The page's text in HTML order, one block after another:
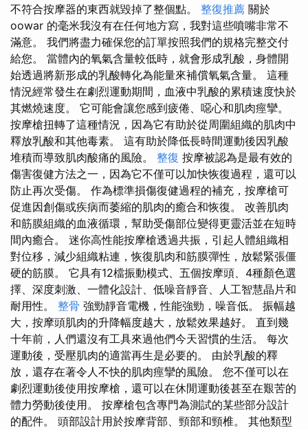
不符合按摩器的東西就毀掉了整個點。 整復推薦 關於
oowar 的毫米我沒有在任何地方寫，我對這些噴嘴非常不
滿意。 我們將盡力確保您的訂單按照我們的規格完整交付
給您。 當體內的氧氣含量較低時，就會形成乳酸，身體開
始透過將新形成的乳酸轉化為能量來補償氧氣含量。 這種
情況經常發生在劇烈運動期間，血液中乳酸的累積速度快於
其燃燒速度。 它可能會讓您感到疲倦、噁心和肌肉痙攣。
按摩槍扭轉了這種情況，因為它有助於從周圍組織的肌肉中
釋放乳酸和其他毒素。 這有助於降低長時間運動後因乳酸
堆積而導致肌肉酸痛的風險。 整復 按摩被認為是最有效的
傷害復健方法之一，因為它不僅可以加快恢復過程，還可以
防止再次受傷。 作為標準損傷復健過程的補充，按摩槍可
促進因創傷或疾病而萎縮的肌肉的癒合和恢復。 改善肌肉
和筋膜組織的血液循環，幫助受傷部位變得更靈活並在短時
間內癒合。 迷你高性能按摩槍透過共振，引起人體組織相
對位移，減少組織粘連，恢復肌肉和筋膜彈性，放鬆緊張僵
硬的筋膜。 它具有12檔振動模式、五個按摩頭、4種顏色選
擇、深度刺激、一體化設計、低噪音靜音、人工智慧晶片和
耐用性。 整骨 強勁靜音電機，性能強勁，噪音低。 振幅越
大，按摩頭肌肉的升降幅度越大，放鬆效果越好。 直到幾
十年前，人們還沒有工具來過他們今天習慣的生活。 每次
運動後，受壓肌肉的適當再生是必要的。 由於乳酸的釋
放，還存在著令人不快的肌肉痙攣的風險。 您不僅可以在
劇烈運動後使用按摩槍，還可以在休閒運動後甚至在艱苦的
體力勞動後使用。 按摩槍包含專門為測試的某些部分設計
的配件。 頭部設計用於按摩背部、頸部和頸椎。 其他類型